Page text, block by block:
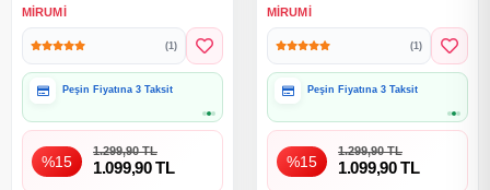
Robot Oyuncak Müzikli
Hareketli Kafa Etkileşimli
Sevimli
MIRUMI
(1)
Hediye Paketine Uygun
%15
1.299,90 TL
1.099,90 TL
Robot Oyuncak Müzikli
Hareketli Kafa Etkileşimli
Sevimli
MIRUMI
(1)
Hediye Paketine Uygun
%15
1.299,90 TL
1.099,90 TL